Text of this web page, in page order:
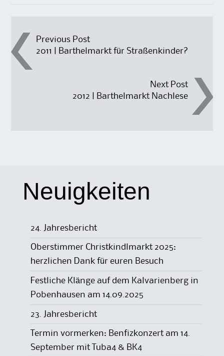
Post
navigation
Previous Post
2011 | Barthelmarkt für Straßenkinder?
Next Post
2012 | Barthelmarkt Nachlese
Neuigkeiten
24. Jahresbericht
Oberstimmer Christkindlmarkt 2025:
herzlichen Dank für euren Besuch
Festliche Klänge auf dem Kalvarienberg in
Pobenhausen am 14.09.2025
23. Jahresbericht
Termin vormerken: Benfizkonzert am 14.
September mit Tuba4 & BK4